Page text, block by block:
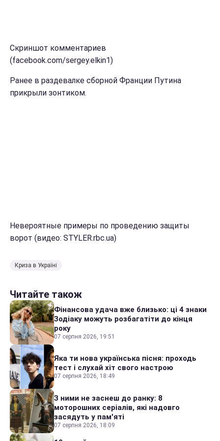
Скриншот комментариев
(facebook.com/sergey.elkin1)
Ранее в раздевалке сборной Франции Путина
прикрыли зонтиком.
Невероятные примеры по проведению защиты
ворот (видео: STYLER.rbc.ua)
Криза в Україні
Читайте також
Фінансова удача вже близько: ці 4 знаки
Зодіаку можуть розбагатіти до кінця
року
07 серпня 2026, 19:51
Яка ти нова українська пісня: проходь
тест і слухай хіт свого настрою
07 серпня 2026, 18:49
З ними не заснеш до ранку: 8
моторошних серіалів, які надовго
засядуть у пам'яті
07 серпня 2026, 18:09